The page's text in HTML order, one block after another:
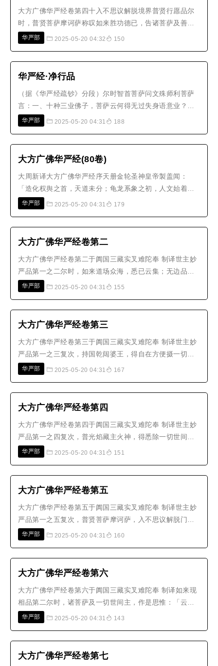
大方广佛华严经卷第四十入不思议解脱境界普贤行愿品尔
时，普贤菩萨摩诃萨称叹如来胜功德已，告诸菩萨及善财
言：善男子！如来功德，假使十方一切诸佛，经不可说不
佛，二者、称赞如来，三者、广修供..
华严部 2025-05-20 04:32 150
华严经·净行品
（据《华严经疏钞》分段）尔时智首菩萨问文殊师利菩萨
言：一、十种三业佛子，菩萨云何得无过失身语意业？云
何得不害身语意业？云何得不可毁身语意业？云何得不可
得无染身语意业？云何得智为先导..
华严部 2025-05-20 04:31 188
大方广佛华严经(80卷)
大周新译大方广佛华严经序天册金轮圣神皇帝製盖闻：
「造化权舆之首，天道未分；龟龙系象之初，人文始着。
虽万八千岁，同临有截之区；七十二君，讵识无边之
而高视，中天调御越十地以居尊，包括铁..
华严部 2025-05-20 04:31 179
大方广佛华严经卷第二
大方广佛华严经卷第二于阗国三藏实叉难陀奉 制译世主妙
严品第一之二尔时，如来道场众海，悉已云集；无边品
类，周匝遍满；形色部从，各各差别；随所来方，亲近世
于劫海中修菩萨行，以四摄事而曾..
华严部 2025-05-20 04:31 155
大方广佛华严经卷第三
大方广佛华严经卷第三于阗国三藏实叉难陀奉 制译世主妙
严品第一之三复次，持国乾闼婆王，得自在方便摄一切众
生解脱门；树光乾闼婆王，得普见一切功德庄严解脱门；
乾闼婆王，得如云广布普荫泽一..
华严部 2025-05-20 04:31 167
大方广佛华严经卷第四
大方广佛华严经卷第四于阗国三藏实叉难陀奉 制译世主妙
严品第一之四复次，普光焰藏主火神，得悉除一切世间闇
解脱门；普集光幢主火神，得能息一切众生诸惑漂流热恼
尽光髻主火神，得光明照耀无边..
华严部 2025-05-20 04:31 151
大方广佛华严经卷第五
大方广佛华严经卷第五于阗国三藏实叉难陀奉 制译世主妙
严品第一之五复次，普贤菩萨摩诃萨，入不思议解脱门方
便海，入如来功德海。所谓：有解脱门，名：严净一切佛
愿海。有解脱门，名：普现法界..
华严部 2025-05-20 04:31 160
大方广佛华严经卷第六
大方广佛华严经卷第六于阗国三藏实叉难陀奉 制译如来现
相品第二尔时，诸菩萨及一切世间主，作是思惟：「云何
是诸佛地？云何是诸佛境界？云何是诸佛加持？云何是诸
能摄取？云何是诸佛眼？云何是..
华严部 2025-05-20 04:31 143
大方广佛华严经卷第七